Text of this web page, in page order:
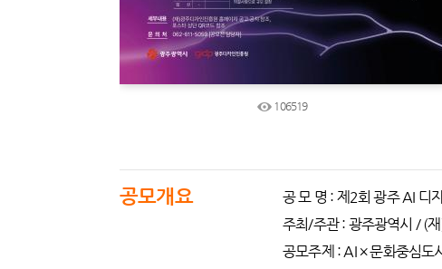
106519
공모개요
공 모 명 : 제2회 광주 AI 디
주최/주관 : 광주광역시 / (
공모주제 : AI × 문화중심도